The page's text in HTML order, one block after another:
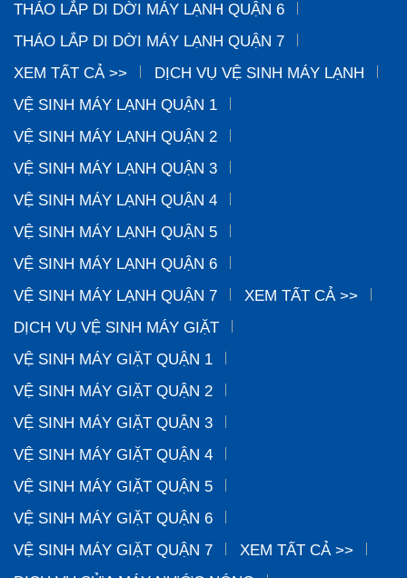
THÁO LẮP DI DỜI MÁY LẠNH QUẬN 6
THÁO LẮP DI DỜI MÁY LẠNH QUẬN 7
XEM TẤT CẢ >>
DỊCH VỤ VỆ SINH MÁY LẠNH
VỆ SINH MÁY LẠNH QUẬN 1
VỆ SINH MÁY LẠNH QUẬN 2
VỆ SINH MÁY LẠNH QUẬN 3
VỆ SINH MÁY LẠNH QUẬN 4
VỆ SINH MÁY LẠNH QUẬN 5
VỆ SINH MÁY LẠNH QUẬN 6
VỆ SINH MÁY LẠNH QUẬN 7
XEM TẤT CẢ >>
DỊCH VỤ VỆ SINH MÁY GIẶT
VỆ SINH MÁY GIẶT QUẬN 1
VỆ SINH MÁY GIẶT QUẬN 2
VỆ SINH MÁY GIẶT QUẬN 3
VỆ SINH MÁY GIẶT QUẬN 4
VỆ SINH MÁY GIẶT QUẬN 5
VỆ SINH MÁY GIẶT QUẬN 6
VỆ SINH MÁY GIẶT QUẬN 7
XEM TẤT CẢ >>